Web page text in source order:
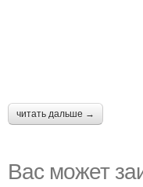
читать дальше →
Вас может